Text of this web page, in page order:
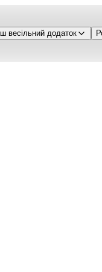
весільний додаток